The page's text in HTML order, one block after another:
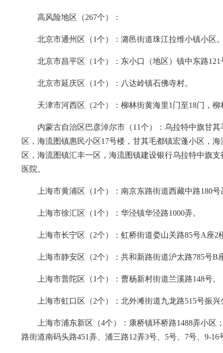
高风险地区（267个）：
北京市通州区（1个）：潞邑街道珠江拉维小镇小区
北京市昌平区（1个）：东小口（地区）镇中东路121
北京市延庆区（1个）：八达岭镇石佛寺村。
天津市河西区（2个）：柳林街黄海里1门至18门，
内蒙古自治区巴彦淖尔市（11个）：乌拉特中旗甘
区，海流图镇惠民小区17号楼，甘其毛都镇宏蓬小区，
区，海流图镇汇丰一区，海流图镇建设银行乌拉特中旗
医院。
上海市黄浦区（1个）：南京东路街道西藏中路180
上海市徐汇区（1个）：华泾镇华泾路1000弄。
上海市长宁区（2个）：虹桥街道娄山关路85号A座
上海市静安区（2个）：共和新路街道沪太路785号
上海市普陀区（1个）：曹杨新村街道兰溪路148号。
上海市虹口区（2个）：北外滩街道九龙路515号振
上海市浦东新区（4个）：康桥镇环桥路1488弄小
路街道南码头路451弄、浦三路12弄3号、5号、7号、9-